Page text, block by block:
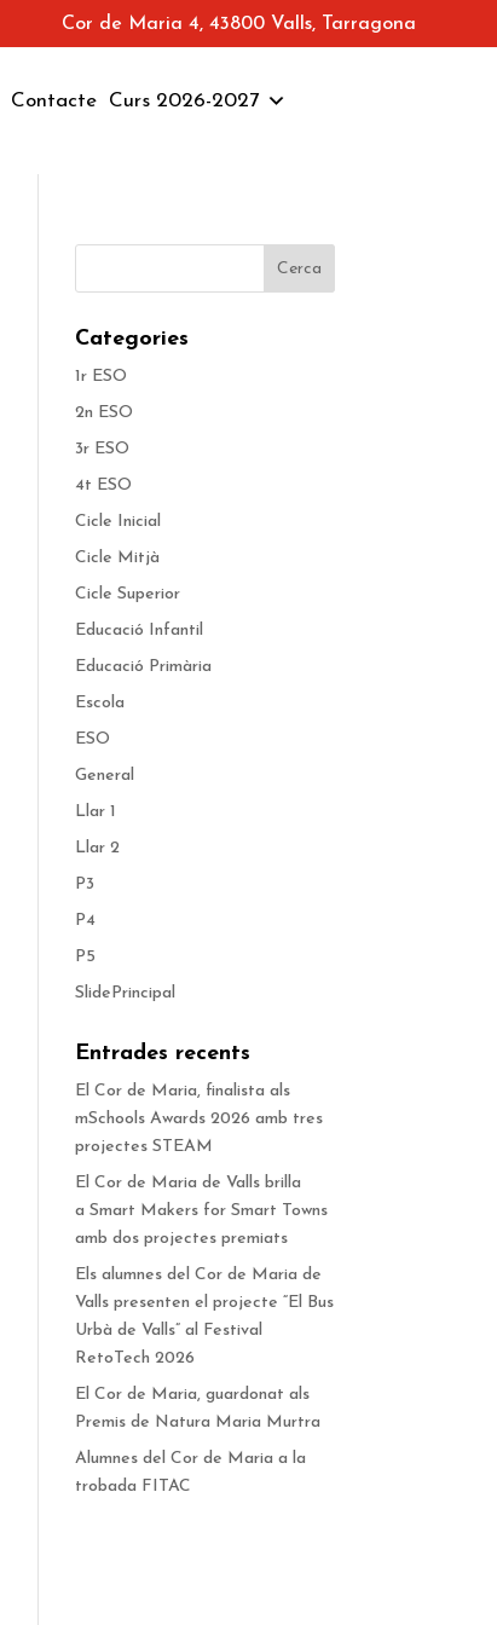
Cor de Maria 4, 43800 Valls, Tarragona
Contacte Curs 2026-2027
Categories
1r ESO
2n ESO
3r ESO
4t ESO
Cicle Inicial
Cicle Mitjà
Cicle Superior
Educació Infantil
Educació Primària
Escola
ESO
General
Llar 1
Llar 2
P3
P4
P5
SlidePrincipal
Entrades recents
El Cor de Maria, finalista als
mSchools Awards 2026 amb tres
projectes STEAM
El Cor de Maria de Valls brilla
a Smart Makers for Smart Towns
amb dos projectes premiats
Els alumnes del Cor de Maria de
Valls presenten el projecte “El Bus
Urbà de Valls” al Festival
RetoTech 2026
El Cor de Maria, guardonat als
Premis de Natura Maria Murtra
Alumnes del Cor de Maria a la
trobada FITAC